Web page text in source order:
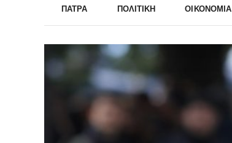
ΠΆΤΡΑ ΠΟΛΙΤΙΚΉ ΟΙΚΟΝΟΜΊΑ